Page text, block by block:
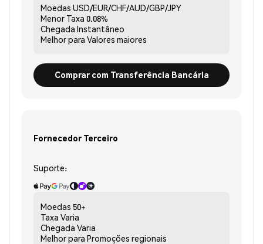
Moedas USD/EUR/CHF/AUD/GBP/JPY
Menor Taxa 0.08%
Chegada Instantâneo
Melhor para Valores maiores
Comprar com Transferência Bancária
Fornecedor Terceiro
Suporte:
Moedas 50+
Taxa Varia
Chegada Varia
Melhor para Promoções regionais